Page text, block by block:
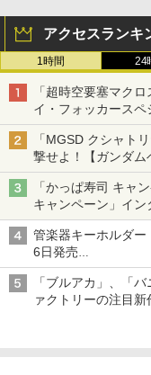
アクセスランキ
1時間 24
「超時空要塞マク
イ・フォッカースペ
「MGSD クシャト
撃せよ！【ガンダム
「かっぱ寿司 キャ
キャンペーン」イン
子どもが楽しめる
追求
管楽器キーホルダー
6日発売
チューバ、テナサク
「ブルアカ」、「
ァクトリーの注目